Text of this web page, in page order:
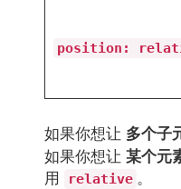
position:
如果你想让 多个子
如果你想让 某个元
用
relative 。